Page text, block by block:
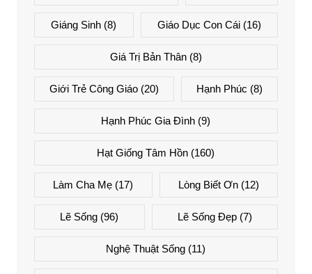
Giáng Sinh (8) Giáo Dục Con Cái(16)
Giá Trị Bản Thân(8)
Giới Trẻ Công Giáo(20) Hạnh Phúc (8)
Hạnh Phúc Gia Đình (9)
Hạt Giống Tâm Hồn (160)
Làm Cha Mẹ (17) Lòng Biết Ơn(12)
Lẽ Sống (96) Lẽ Sống Đẹp(7)
Nghệ Thuật Sống (11)